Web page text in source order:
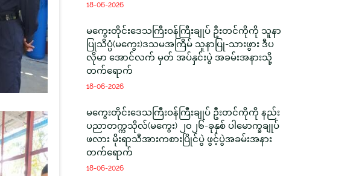
18-06-2026
မကွေးတိုင်းဒေသကြီးဝန်ကြီးချုပ် ဦးတင်ကိုကို သူနာ
ပြုသိပ္ပံ(မကွေး)ဒသမအကြိမ် သူနာပြု-သားဖွား ဒီပ
လိုမာ အောင်လက် မှတ် အပ်နှင်းပွဲ အခမ်းအနားသို့
တက်ရောက်
18-06-2026
မကွေးတိုင်းဒေသကြီးဝန်ကြီးချုပ် ဦးတင်ကိုကို နည်း
ပညာတက္ကသိုလ်(မကွေး) ၂၀၂၆-ခုနှစ် ပါမောက္ခချုပ်
ဖလား မိုးရာသီအားကစားပြိုင်ပွဲ ဖွင့်ပွဲအခမ်းအနား
တက်ရောက်
18-06-2026